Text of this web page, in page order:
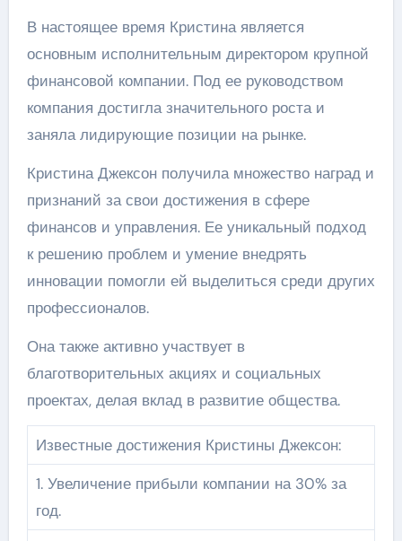
В настоящее время Кристина является
основным исполнительным директором крупной
финансовой компании. Под ее руководством
компания достигла значительного роста и
заняла лидирующие позиции на рынке.
Кристина Джексон получила множество наград и
признаний за свои достижения в сфере
финансов и управления. Ее уникальный подход
к решению проблем и умение внедрять
инновации помогли ей выделиться среди других
профессионалов.
Она также активно участвует в
благотворительных акциях и социальных
проектах, делая вклад в развитие общества.
Известные достижения Кристины Джексон:
1. Увеличение прибыли компании на 30% за
год.